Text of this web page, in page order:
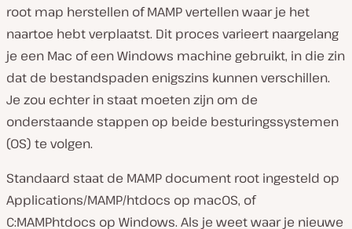
root map herstellen of MAMP vertellen waar je het
naartoe hebt verplaatst. Dit proces varieert naargelang
je een Mac of een Windows machine gebruikt, in die zin
dat de bestandspaden enigszins kunnen verschillen.
Je zou echter in staat moeten zijn om de
onderstaande stappen op beide besturingssystemen
(OS) te volgen.
Standaard staat de MAMP document root ingesteld op
Applications/MAMP/htdocs op macOS, of
C:MAMPhtdocs op Windows. Als je weet waar je nieuwe